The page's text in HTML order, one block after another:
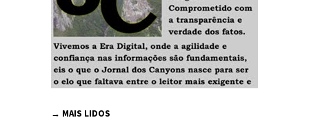
→ MAIS LIDOS